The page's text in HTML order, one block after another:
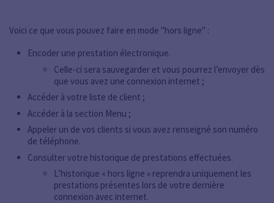
Voici ce que vous pouvez faire en mode "hors ligne" :
Encoder une prestation électronique.
Celle-ci sera sauvegarder et vous pourrez l’envoyer dès
que vous avez une connexion internet ;
Accéder à votre liste de client ;
Accéder à la section Menu ;
Appeler un de vos clients si vous avez renseigné son numéro
de téléphone.
Consulter votre historique de prestations effectuées.
L’historique « hors ligne » reprendra uniquement les
prestations présentes lors de votre dernière
connexion avec internet.